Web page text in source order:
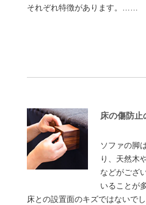
それぞれ特徴があります。……
床の傷防止
ソファの脚
り、天然木
などがござ
いることが
床との設置面のキズではないで